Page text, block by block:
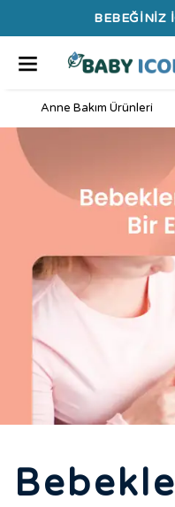
BEBEĞİNİZ
Anne Bakım Ürünleri